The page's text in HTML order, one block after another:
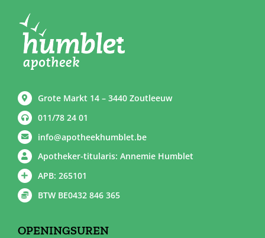
Grote Markt 14 – 3440 Zoutleeuw
011/78 24 01
info@apotheekhumblet.be
Apotheker-titularis: Annemie Humblet
APB: 265101
BTW BE0432 846 365
OPENINGSUREN